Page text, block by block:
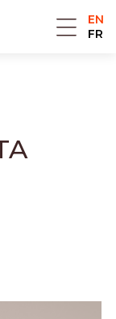
EN
FR